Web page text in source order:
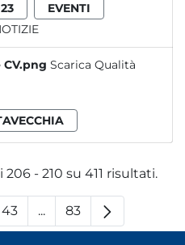
EVENTI
Scarica Qualità
206 - 210 su 411 risultati.
Pagina
43 ...Pagine intermedie
Pagina
83